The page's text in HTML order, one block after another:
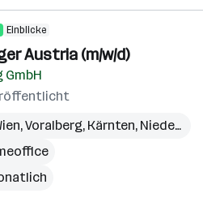
Einblicke
Austria (m/w/d)
GmbH
,Voralberg, Kärnten, Niederösterreich